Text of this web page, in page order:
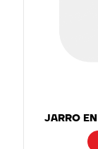
JARRO